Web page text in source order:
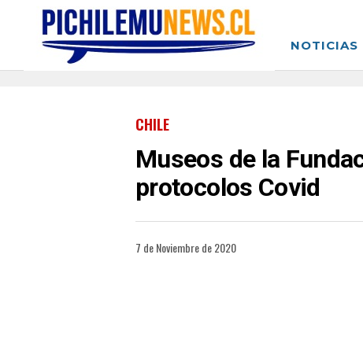
NOTICIAS
CHILE
Museos de la
protocolos Covid
7 de Noviembre de 2020